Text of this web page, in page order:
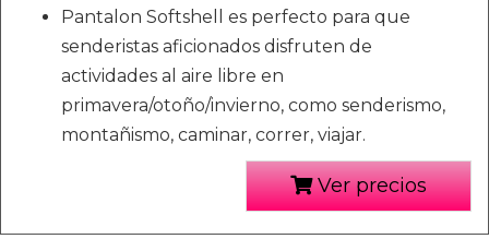
Pantalon Softshell es perfecto para que
senderistas aficionados disfruten de
actividades al aire libre en
primavera/otoño/invierno, como senderismo,
montañismo, caminar, correr, viajar.
Ver precios